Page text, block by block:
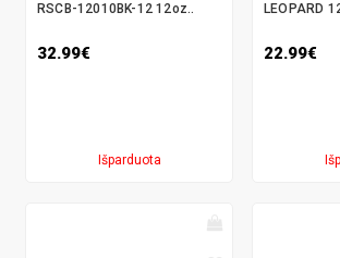
RSCB-12010BK-12 12oz..
32.99€
Išparduota
LEOPARD
22.99€